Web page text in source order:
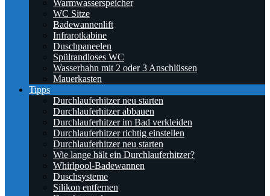
Warmwasserspeicher
WC Sitze
Badewannenlift
Infrarotkabine
Duschpaneelen
Spülrandloses WC
Wasserhahn mit 2 oder 3 Anschlüssen
Mauerkasten
Tipps
Durchlauferhitzer neu starten
Durchlauferhitzer abbauen
Durchlauferhitzer im Bad verkleiden
Durchlauferhitzer richtig einstellen
Durchlauferhitzer neu starten
Wie lange hält ein Durchlauferhitzer?
Whirlpool-Badewannen
Duschsysteme
Silikon entfernen